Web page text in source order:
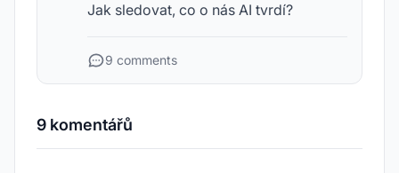
Jak sledovat, co o nás AI tvrdí?
9 comments
9 komentářů